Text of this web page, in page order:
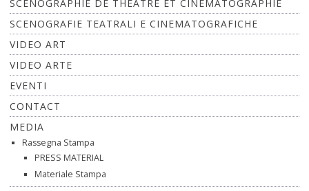
SCÉNOGRAPHIE DE THÉÂTRE ET CINÉMATOGRAPHIE
SCENOGRAFIE TEATRALI E CINEMATOGRAFICHE
VIDEO ART
VIDEO ARTE
EVENTI
CONTACT
MEDIA
Rassegna Stampa
PRESS MATERIAL
Materiale Stampa